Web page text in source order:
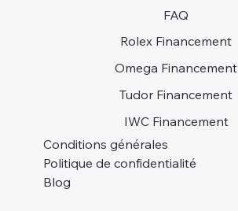
FAQ
Rolex Financement
Omega Financement
Tudor Financement
IWC Financement
Conditions générales
Politique de confidentialité
Blog